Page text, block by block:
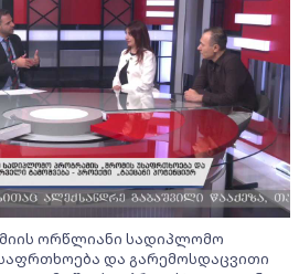
ორწლიანი სადიპლომო
და გარემოსდაცვითი